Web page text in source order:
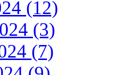
(12)
(3)
(7)